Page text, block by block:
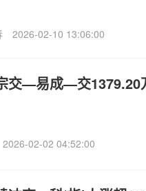
2026-02-10 13:06:00
交—易成—交1379.20
2026-02-02 04:52:00